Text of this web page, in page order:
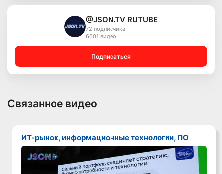
@JSON.TV RUTUBE
72 подписчика
6601 видео
Подписаться
Связанное видео
ИТ-рынок, информационные технологии, ПО